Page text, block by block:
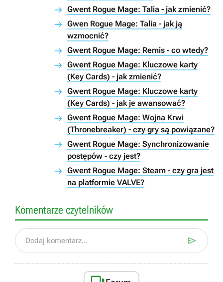
Gwent Rogue Mage: Talia - jak zmienić?
Gwen Rogue Mage: Talia - jak ją
wzmocnić?
Gwent Rogue Mage: Remis - co wtedy?
Gwent Rogue Mage: Kluczowe karty
(Key Cards) - jak zmienić?
Gwent Rogue Mage: Kluczowe karty
(Key Cards) - jak je awansować?
Gwent Rogue Mage: Wojna Krwi
(Thronebreaker) - czy gry są powiązane?
Gwent Rogue Mage: Synchronizowanie
postępów - czy jest?
Gwent Rogue Mage: Steam - czy gra jest
na platformie VALVE?
Komentarze czytelników
Dodaj komentarz... 